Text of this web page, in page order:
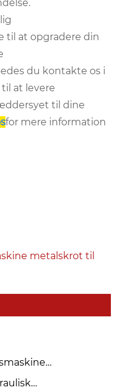
til at opgradere din
du kontakte os i
til at levere
til dine
for mere information
metalskrot til
metalskrot til